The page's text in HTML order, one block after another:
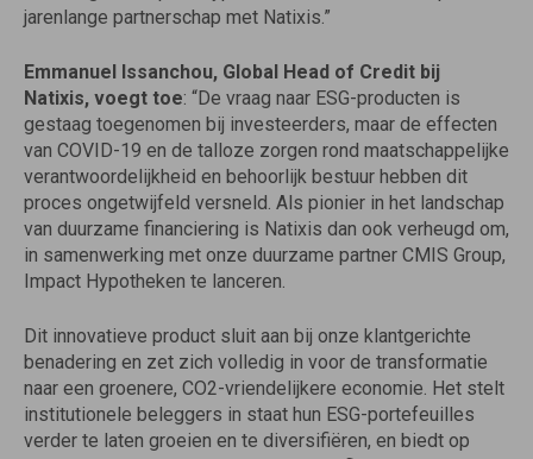
jarenlange partnerschap met Natixis.”
Emmanuel Issanchou, Global Head of Credit bij
Natixis, voegt toe: “De vraag naar ESG-producten is
gestaag toegenomen bij investeerders, maar de effecten
van COVID-19 en de talloze zorgen rond maatschappelijke
verantwoordelijkheid en behoorlijk bestuur hebben dit
proces ongetwijfeld versneld. Als pionier in het landschap
van duurzame financiering is Natixis dan ook verheugd om,
in samenwerking met onze duurzame partner CMIS Group,
Impact Hypotheken te lanceren.
Dit innovatieve product sluit aan bij onze klantgerichte
benadering en zet zich volledig in voor de transformatie
naar een groenere, CO2-vriendelijkere economie. Het stelt
institutionele beleggers in staat hun ESG-portefeuilles
verder te laten groeien en te diversifiëren, en biedt op